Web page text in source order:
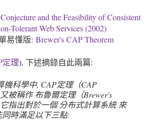
and the Feasibility of Consistent
Tolerant Web Services (2002)
易懂版: Brewer's CAP Theorem
定理), 下述摘錄自此兩篇:
機科學中, CAP定理（CAP
被稱作 布魯爾定理（Brewer's
它指出對於一個 分布式計算系統 來
時滿足以下三點: